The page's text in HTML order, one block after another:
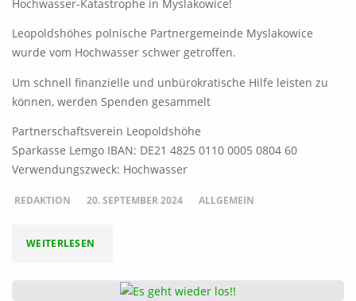
Hochwasser-Katastrophe in Myslakowice!
Leopoldshöhes polnische Partnergemeinde Myslakowice
wurde vom Hochwasser schwer getroffen.
Um schnell finanzielle und unbürokratische Hilfe leisten zu
können, werden Spenden gesammelt
Partnerschaftsverein Leopoldshöhe
Sparkasse Lemgo IBAN: DE21 4825 0110 0005 0804 60
Verwendungszweck: Hochwasser
REDAKTION 20. SEPTEMBER 2024 ALLGEMEIN
WEITERLESEN